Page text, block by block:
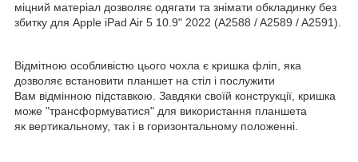
міцний матеріал дозволяє одягати та знімати обкладинку без
збитку для Apple iPad Air 5 10.9" 2022 (A2588 / A2589 / A2591).
Відмітною особливістю цього чохла є кришка фліп, яка
дозволяє встановити планшет на стіл і послужити
Вам відмінною підставкою. Завдяки своїй конструкції, кришка
може "трансформуватися" для використання планшета
як вертикальному, так і в горизонтальному положенні.